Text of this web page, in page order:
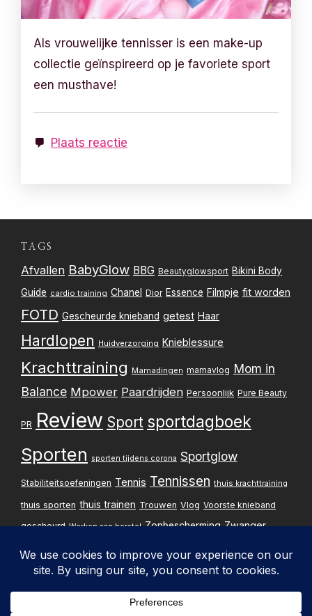
Als vrouwelijke tennisser is een make-up
collectie geïnspireerd op je favoriete sport
een musthave!
Plaats reactie
TAGS
Afvallen BabyGlow BBG Beautyglowsport Bikini Body
Guide cardio training Chanel Dior Essence Filmpje fit worden
FOTD Gescheurde knieband getest Haar
Hardlopen Huidverzorging Knieblessure
Krachttraining Mamadingen mamavlog Mom in
Balance Mpower Paardrijden Persoonlijk Pure Beauty
PR Review Sport sportdagboek
Sporten sporten tijdens corona Sportglow
Stabiliteitsoefeningen Tennis Tennissen thuis krachttraining
thuis sporten thuis trainen Trouwen Vlog Voorste knieband
gescheurd Werken aan herstel Zonbescherming Zwanger